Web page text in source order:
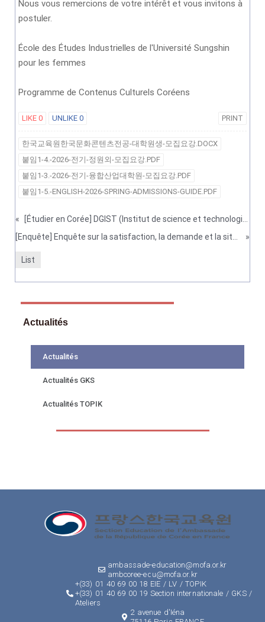
Nous vous remercions de votre intérêt et vous invitons à
postuler.
École des Études Industrielles de l'Université Sungshin
pour les femmes
Programme de Contenus Culturels Coréens
LIKE 0 UNLIKE 0 PRINT
한국교육원한국문화콘텐츠전공-대학원생-모집요강.DOCX
붙임1-4.-2026-전기-정원외-모집요강.PDF
붙임1-3.-2026-전기-융합산업대학원-모집요강.PDF
붙임1-5.-ENGLISH-2026-SPRING-ADMISSIONS-GUIDE.PDF
«
»
List
Actualités
Actualités
Actualités GKS
Actualités TOPIK
ambassade-education@mofa.or.kr
ambcoree-edu@mofa.or.kr
+(33) 01 40 69 00 18 EIE / LV / TOPIK
+(33) 01 40 69 00 19 Section internationale / GKS /
Ateliers
2 avenue d'Iéna